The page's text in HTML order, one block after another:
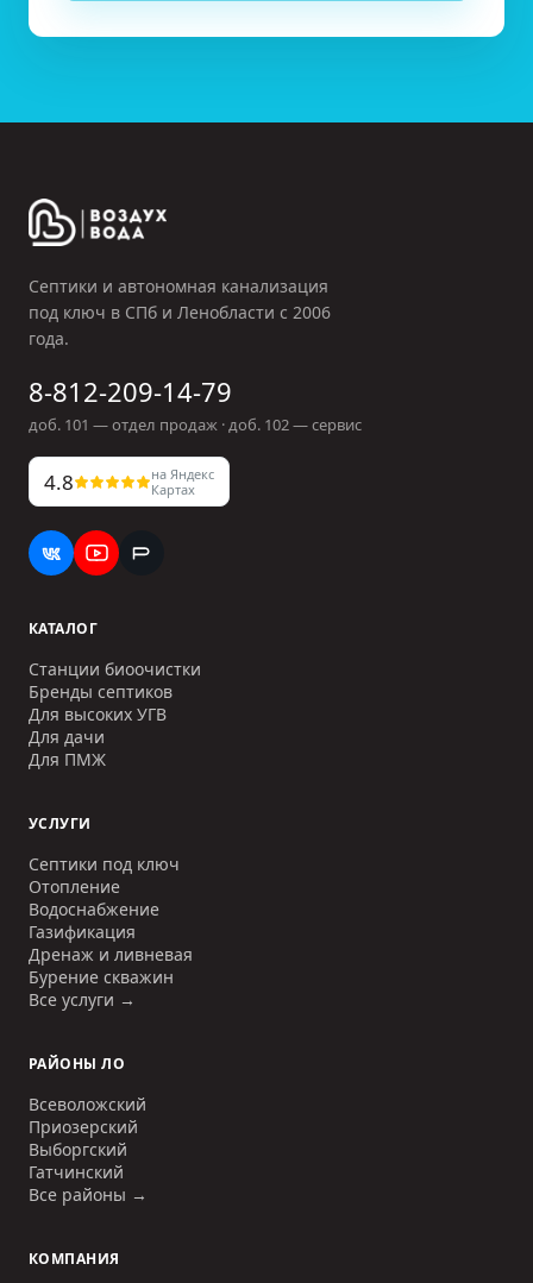
Септики и автономная канализация
под ключ в СПб и Ленобласти с 2006
года.
8-812-209-14-79
доб. 101 — отдел продаж · доб. 102— сервис
4.8
на Яндекс
Картах
КАТАЛОГ
Станции биоочистки
Бренды септиков
Для высоких УГВ
Для дачи
Для ПМЖ
УСЛУГИ
Септики под ключ
Отопление
Водоснабжение
Газификация
Дренаж и ливневая
Бурение скважин
Все услуги →
РАЙОНЫ ЛО
Всеволожский
Приозерский
Выборгский
Гатчинский
Все районы →
КОМПАНИЯ